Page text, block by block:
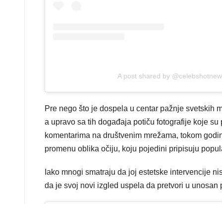
A post shared by
Pre nego što je dospela u centar pažnje svetskih
a upravo sa tih događaja potiču fotografije koje
komentarima na društvenim mrežama, tokom
promenu oblika očiju, koju pojedini pripisuju
Iako mnogi smatraju da joj estetske intervencije
da je svoj novi izgled uspela da pretvori u unosan